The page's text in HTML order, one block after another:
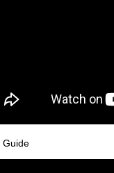
Guide